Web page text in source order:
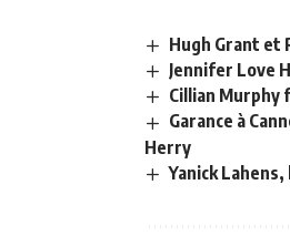
Hugh Grant et
Jennifer Love
Cillian Murphy
Garance à
Herry
Yanick